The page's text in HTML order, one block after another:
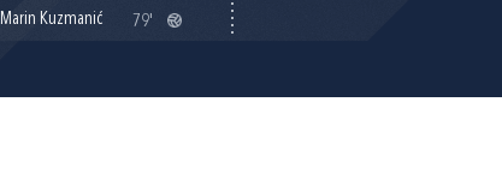
Marin Kuzmanić
79'